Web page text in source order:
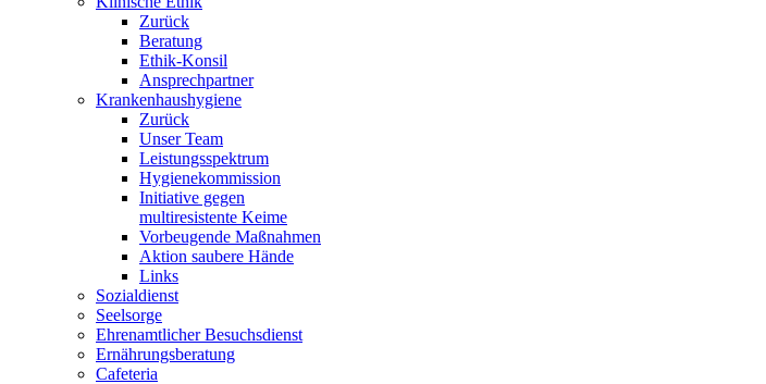
Zurück
Beratung
Ethik-Konsil
Ansprechpartner
Krankenhaushygiene
Zurück
Unser Team
Leistungsspektrum
Hygienekommission
Initiative gegen
multiresistente Keime
Vorbeugende Maßnahmen
Aktion saubere Hände
Links
Sozialdienst
Seelsorge
Ehrenamtlicher Besuchsdienst
Ernährungsberatung
Cafeteria